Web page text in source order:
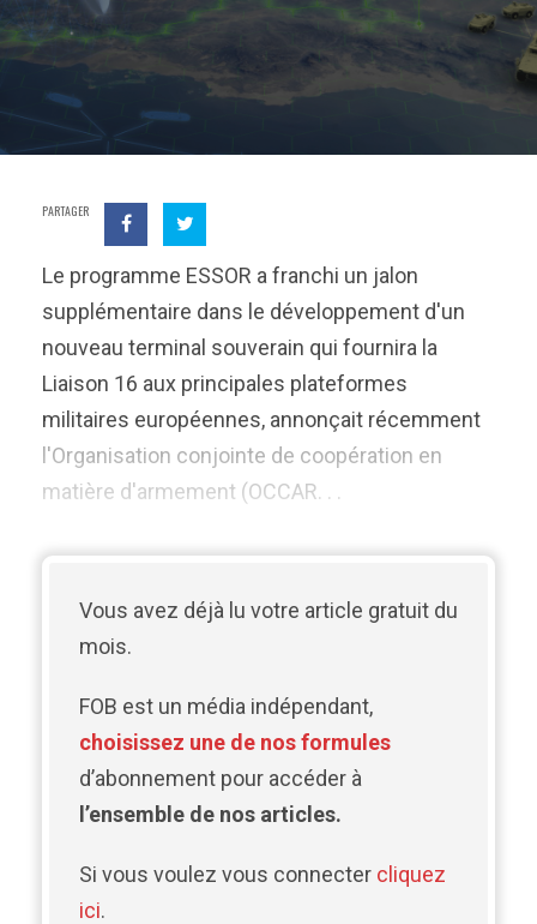
PARTAGER
Le programme ESSOR a franchi un jalon
supplémentaire dans le développement d'un
nouveau terminal souverain qui fournira la
Liaison 16 aux principales plateformes
militaires européennes, annonçait récemment
l'Organisation conjointe de coopération en
matière d'armement (OCCAR. . .
Vous avez déjà lu votre article gratuit du
mois.
FOB est un média indépendant,
choisissez une de nos formules
d’abonnement pour accéder à
l’ensemble de nos articles.
Si vous voulez vous connecter cliquez
ici.